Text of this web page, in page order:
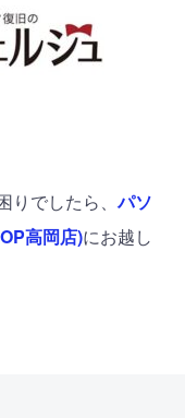
りでしたら、パソ
高岡店)にお越し